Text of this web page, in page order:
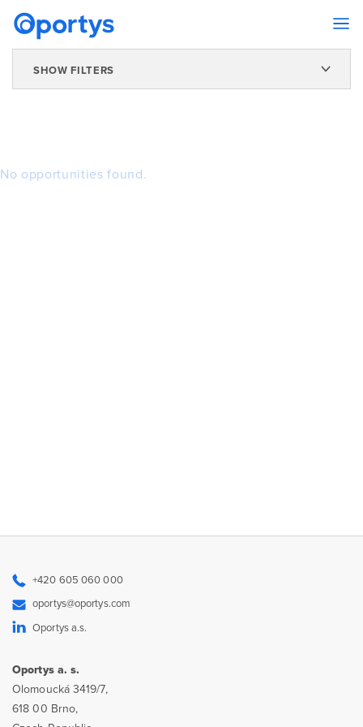
SHOW FILTERS
No opportunities found.
+420 605 060 000
oportys@oportys.com
Oportys a.s.
Oportys a. s.
Olomoucká 3419/7,
618 00 Brno,